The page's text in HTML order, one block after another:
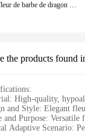
Fausse fleur de barbe de dragon artificielle en plastique, tige de simulation, flamme, épiphyllum, salon, salle à manger, mariage, décoration d'intérieur
the products found
High-quality,
and Style: Elegant
and Purpose:
Adaptive Scenario: